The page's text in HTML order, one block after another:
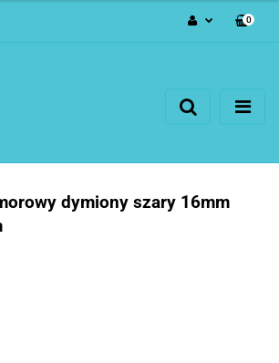
Dodaj zgłoszenie
0
dymiony szary 16mm